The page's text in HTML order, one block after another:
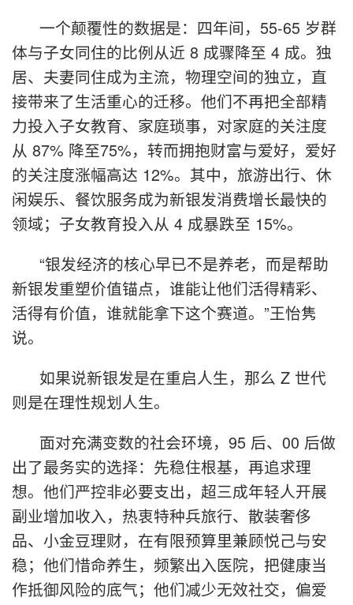
一个颠覆性的数据是：四年间，55-65 岁群
体与子女同住的比例从近 8 成骤降至 4 成。独
居、夫妻同住成为主流，物理空间的独立，直
接带来了生活重心的迁移。他们不再把全部精
力投入子女教育、家庭琐事，对家庭的关注度
从 87% 降至75%，转而拥抱财富与爱好，爱好
的关注度涨幅高达 12%。其中，旅游出行、休
闲娱乐、餐饮服务成为新银发消费增长最快的
领域；子女教育投入从 4 成暴跌至 15%。
“银发经济的核心早已不是养老，而是帮助
新银发重塑价值锚点，谁能让他们活得精彩、
活得有价值，谁就能拿下这个赛道。”王怡隽
说。
如果说新银发是在重启人生，那么 Z 世代
则是在理性规划人生。
面对充满变数的社会环境，95 后、00 后做
出了最务实的选择：先稳住根基，再追求理
想。他们严控非必要支出，超三成年轻人开展
副业增加收入，热衷特种兵旅行、散装奢侈
品、小金豆理财，在有限预算里兼顾悦己与安
稳；他们惜命养生，频繁出入医院，把健康当
作抵御风险的底气；他们减少无效社交，偏爱